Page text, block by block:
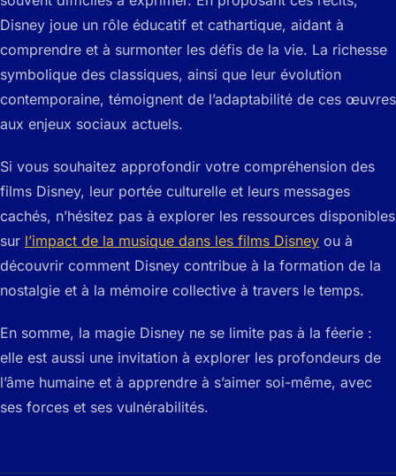
Disney joue un rôle éducatif et cathartique, aidant à
comprendre et à surmonter les défis de la vie. La richesse
symbolique des classiques, ainsi que leur évolution
contemporaine, témoignent de l’adaptabilité de ces œuvres
aux enjeux sociaux actuels.
Si vous souhaitez approfondir votre compréhension des
films Disney, leur portée culturelle et leurs messages
cachés, n’hésitez pas à explorer les ressources disponibles
sur l’impact de la musique dans les films Disney ou à
découvrir comment Disney contribue à la formation de la
nostalgie et à la mémoire collective à travers le temps.
En somme, la magie Disney ne se limite pas à la féerie :
elle est aussi une invitation à explorer les profondeurs de
l’âme humaine et à apprendre à s’aimer soi-même, avec
ses forces et ses vulnérabilités.